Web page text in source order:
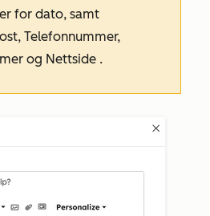
for dato, samt
Telefonnummer,
og Nettside .